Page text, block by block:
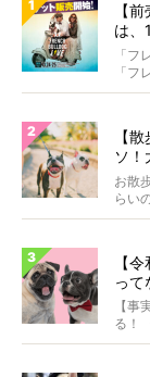
【
は、
ン
「
「フ
【
ソ！
歩に
お散
らい
【
って
【
る！